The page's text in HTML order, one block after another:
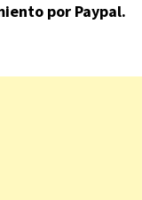
por Paypal.